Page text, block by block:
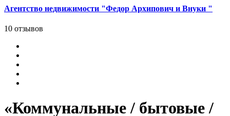
Агентство недвижимости "Федор Архипович и Внуки "
10 отзывов
«Коммунальные / бытовые /